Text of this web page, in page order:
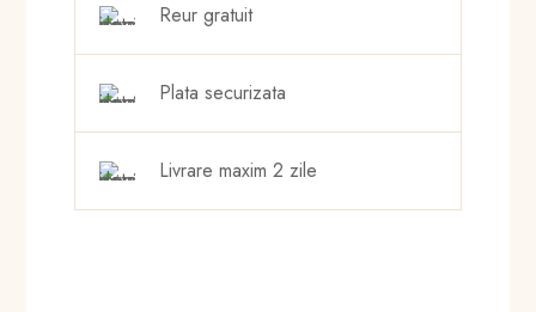
Reur gratuit
Plata securizata
Livrare maxim 2 zile